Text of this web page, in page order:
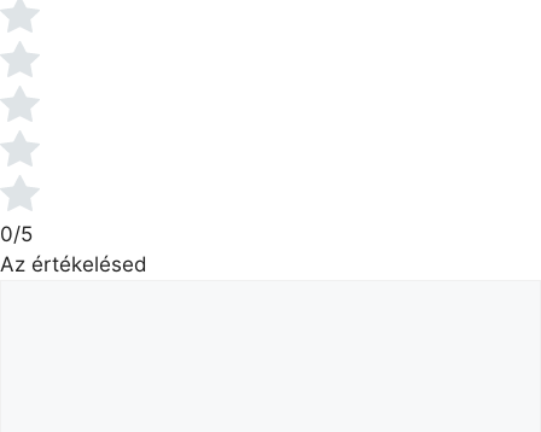
0/5
Az értékelésed